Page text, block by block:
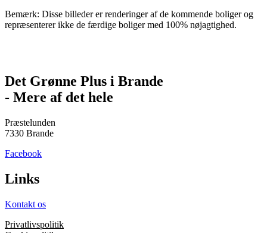
Bemærk: Disse billeder er renderinger af de kommende boliger og
repræsenterer ikke de færdige boliger med 100% nøjagtighed.
Det Grønne Plus i Brande
- Mere af det hele
Præstelunden
7330 Brande
Facebook
Links
Kontakt os
Privatlivspolitik